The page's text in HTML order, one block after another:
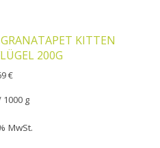
KITTEN
200G
€
1000 g
MwSt.